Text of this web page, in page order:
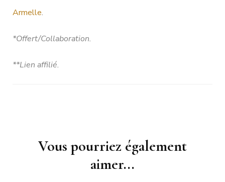
Armelle.
*Offert/Collaboration.
**Lien affilié.
Navigation
Vous pourriez également
aimer...